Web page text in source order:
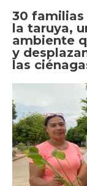
30 familias
la taruya,
ambiente
y
las